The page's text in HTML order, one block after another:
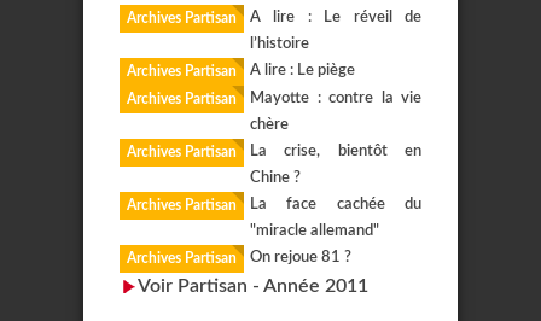
Archives Partisan
A lire : Le réveil de
l’histoire
Archives Partisan A lire : Le piège
Archives Partisan
Mayotte : contre la vie
chère
Archives Partisan
La crise, bientôt en
Chine ?
Archives Partisan
La face cachée du
"miracle allemand"
Archives Partisan On rejoue 81 ?
Voir Partisan - Année 2011